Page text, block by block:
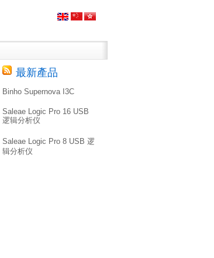
最新產品
Binho Supernova I3C
Saleae Logic Pro 16 USB
逻辑分析仪
Saleae Logic Pro 8 USB 逻
辑分析仪